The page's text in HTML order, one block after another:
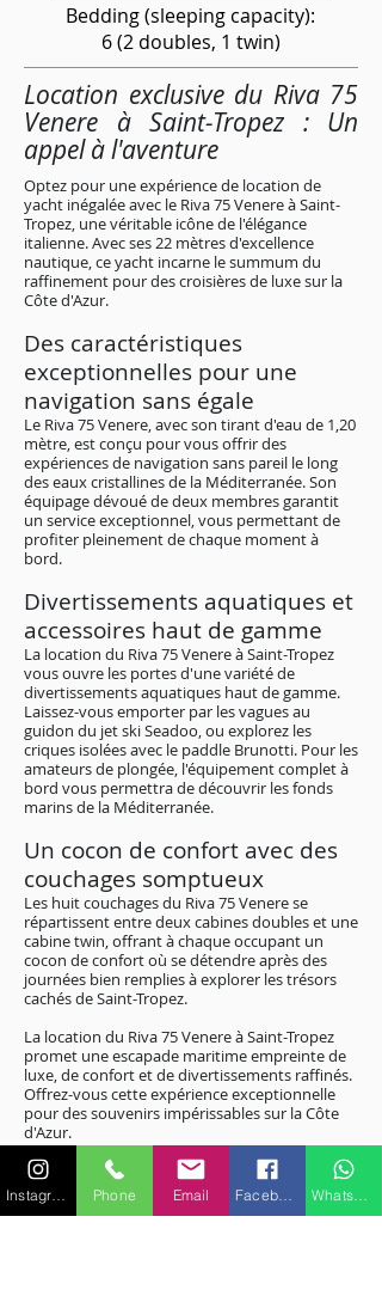
Bedding (sleeping capacity):
6 (2 doubles, 1 twin)
Location exclusive du Riva 75
Venere à Saint-Tropez : Un
appel à l'aventure
Optez pour une expérience de location de
yacht inégalée avec le Riva 75 Venere à Saint-
Tropez, une véritable icône de l'élégance
italienne. Avec ses 22 mètres d'excellence
nautique, ce yacht incarne le summum du
raffinement pour des croisières de luxe sur la
Côte d'Azur.
Des caractéristiques
exceptionnelles pour une
navigation sans égale
Le Riva 75 Venere, avec son tirant d'eau de 1,20
mètre, est conçu pour vous offrir des
expériences de navigation sans pareil le long
des eaux cristallines de la Méditerranée. Son
équipage dévoué de deux membres garantit
un service exceptionnel, vous permettant de
profiter pleinement de chaque moment à
bord.
Divertissements aquatiques et
accessoires haut de gamme
La location du Riva 75 Venere à Saint-Tropez
vous ouvre les portes d'une variété de
divertissements aquatiques haut de gamme.
Laissez-vous emporter par les vagues au
guidon du jet ski Seadoo, ou explorez les
criques isolées avec le paddle Brunotti. Pour les
amateurs de plongée, l'équipement complet à
bord vous permettra de découvrir les fonds
marins de la Méditerranée.
Un cocon de confort avec des
couchages somptueux
Les huit couchages du Riva 75 Venere se
répartissent entre deux cabines doubles et une
cabine twin, offrant à chaque occupant un
cocon de confort où se détendre après des
journées bien remplies à explorer les trésors
cachés de Saint-Tropez.
La location du Riva 75 Venere à Saint-Tropez
promet une escapade maritime empreinte de
luxe, de confort et de divertissements raffinés.
Offrez-vous cette expérience exceptionnelle
pour des souvenirs impérissables sur la Côte
d'Azur.
Pour plus de renseignements sur les
caractéristiques ou équipements,
Phone Email